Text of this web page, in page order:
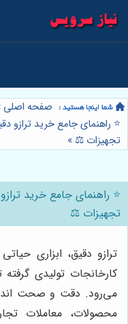
صفحه اصلی
⭐️ راهنمای جامع خرید ترازو
تجهیزات ⚖️ »
⭐️ راهنمای جامع خرید
تجهیزات ⚖️
ترازو دقیق، ابزاری
کارخانجات تولیدی
می‌رود. دقت و صحت
محصولات، معاملات